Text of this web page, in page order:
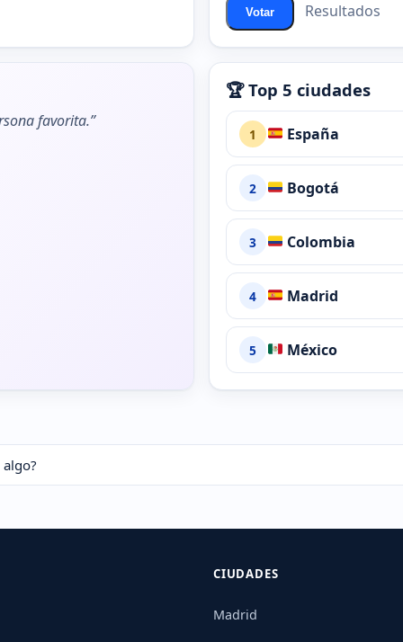
Votar Resultados
favorita.”
🏆 Top 5 ciudades
1 España
2 Bogotá
3 Colombia
4 Madrid
5 México
CIUDADES
Madrid